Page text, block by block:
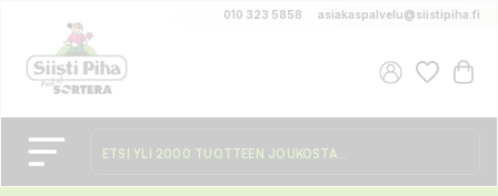
010 323 5858 asiakaspalvelu@siistipiha.fi